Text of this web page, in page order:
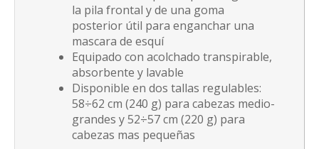
la pila frontal y de una goma
posterior útil para enganchar una
mascara de esquí
Equipado con acolchado transpirable,
absorbente y lavable
Disponible en dos tallas regulables:
58÷62 cm (240 g) para cabezas medio-
grandes y 52÷57 cm (220 g) para
cabezas mas pequeñas